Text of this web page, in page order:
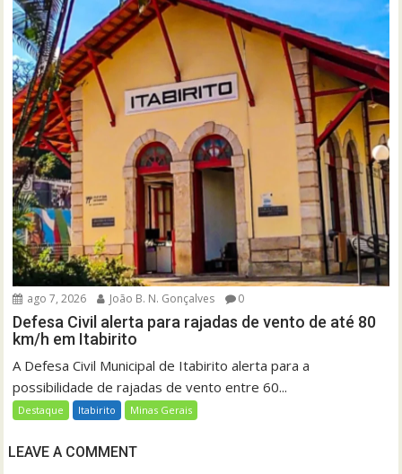
ago 7, 2026 João B. N. Gonçalves 0
Defesa Civil alerta para rajadas de vento de até 80
km/h em Itabirito
A Defesa Civil Municipal de Itabirito alerta para a
possibilidade de rajadas de vento entre 60...
Destaque Itabirito Minas Gerais
LEAVE A COMMENT